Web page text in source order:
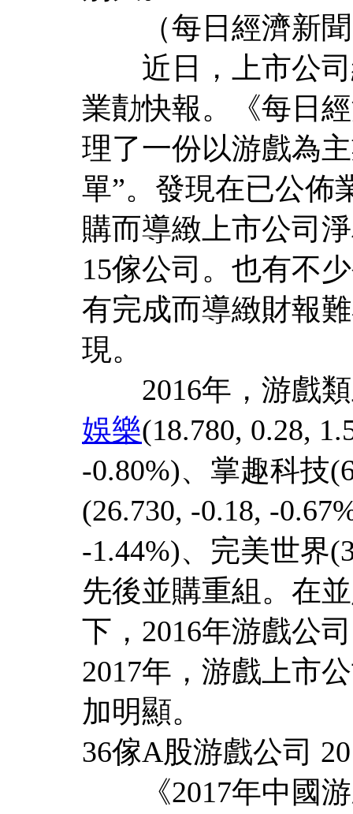
（每日經濟新聞
近日，上市公司
業勣快報。《每日
理了一份以游戲為
單”。發現在已公佈
購而導緻上市公司
15傢公司。也有不
有完成而導緻財報
現。
2016年，游戲類
娛樂(18.780, 0.28,
-0.80%)、掌趣科技
(26.730, -0.18, -
-1.44%)、完美世界
先後並購重組。在
下，2016年游戲公
2017年，游戲上市
加明顯。
36傢A股游戲公司
《2017年中國游